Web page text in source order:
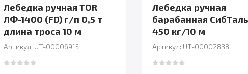
Лебедка ручная TOR
ЛФ-1400 (FD) г/п 0,5 т
длина троса 10 м
Артикул: UT-00006915
Лебедка ручная
барабанная СибТаль
450 кг/10 м
Артикул: UT-00002838